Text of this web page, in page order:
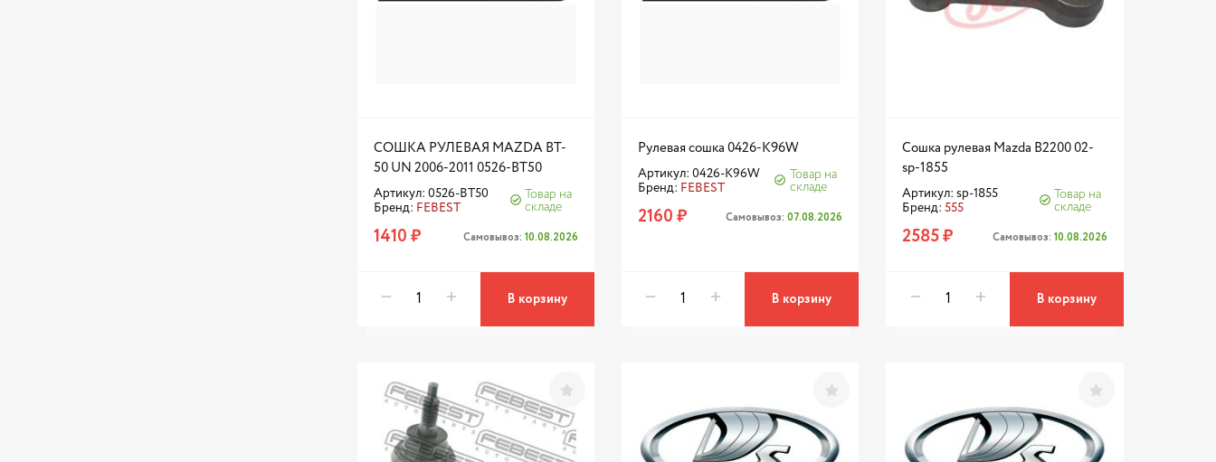
СОШКА РУЛЕВАЯ MAZDA BT-
50 UN 2006-2011 0526-BT50
Артикул: 0526-BT50
Бренд: FEBEST
Товар на
складе
1410 ₽ Самовывоз: 10.08.2026
В корзину
Рулевая сошка 0426-K96W
Артикул: 0426-K96W
Бренд: FEBEST
Товар на
складе
2160 ₽ Самовывоз:07.08.2026
В корзину
Сошка рулевая Mazda B2200 02-
sp-1855
Артикул: sp-1855
Бренд:555
Товар на
складе
2585 ₽ Самовывоз: 10.08.2026
В корзину